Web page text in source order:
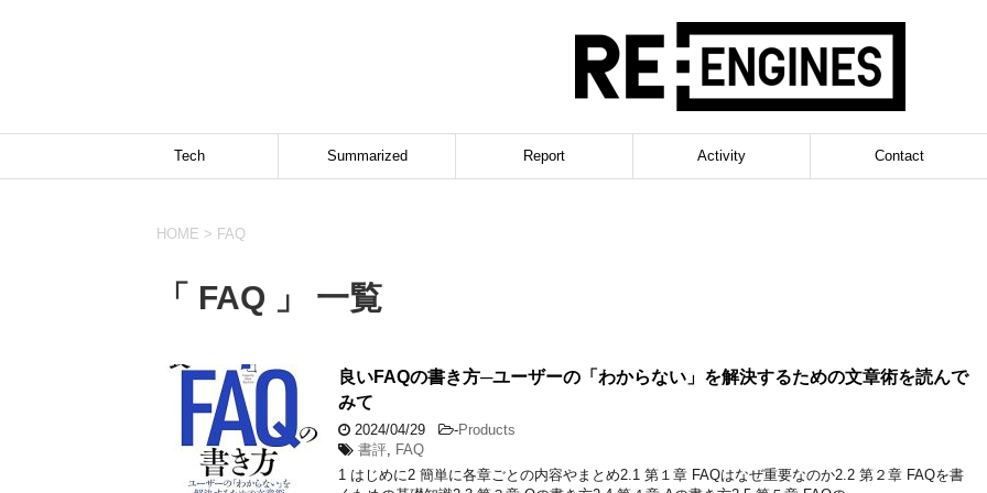
Tech Summarized Report Activity Contact
HOME > FAQ
「 FAQ 」 一覧
良いFAQの書き方─ユーザーの「わからない」を解決するための文章術を読んで
みて
2024/04/29 -Products
書評, FAQ
1 はじめに2 簡単に各章ごとの内容やまとめ2.1 第１章 FAQはなぜ重要なのか2.2 第２章 FAQを書